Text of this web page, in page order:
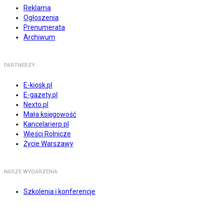
Reklama
Ogłoszenia
Prenumerata
Archiwum
PARTNERZY
E-kiosk.pl
E-gazety.pl
Nexto.pl
Mała księgowość
Kancelarierp.pl
Wieści Rolnicze
Życie Warszawy
NASZE WYDARZENIA
Szkolenia i konferencje